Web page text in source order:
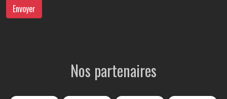
Envoyer
Nos partenaires